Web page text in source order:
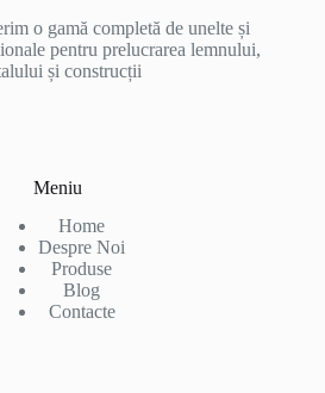
o gamă completă de unelte și
pentru prelucrarea lemnului,
și construcții
Meniu
Home
Despre Noi
Produse
Blog
Contacte